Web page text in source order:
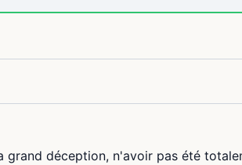
grand déception, n'avoir pas été